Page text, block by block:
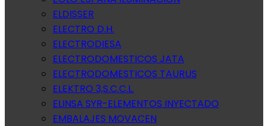
ELDISSER
ELECTRO D.H.
ELECTRODIESA
ELECTRODOMESTICOS JATA
ELECTRODOMESTICOS TAURUS
ELEKTRO 3,S.C.C.L.
ELINSA SYR-ELEMENTOS INYECTADO
EMBALAJES MOVACEN